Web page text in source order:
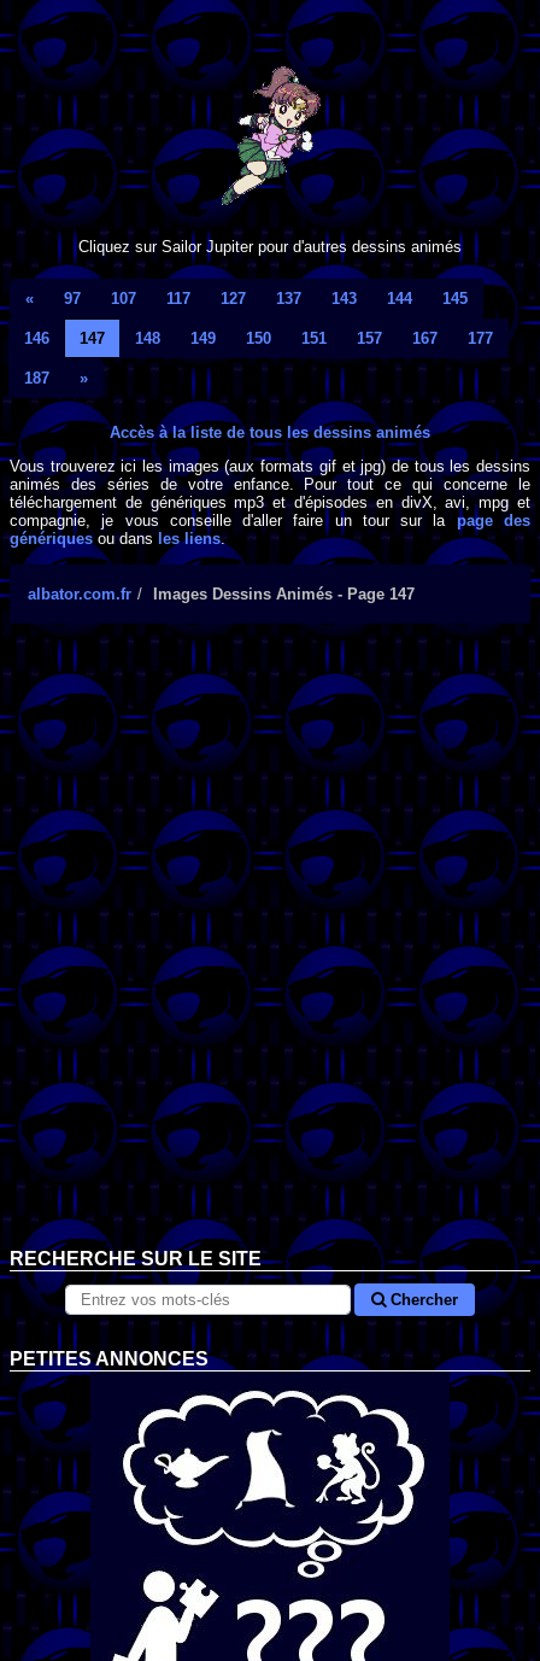
Cliquez sur Sailor Jupiter pour d'autres dessins animés
« 97 107 117 127 137 143 144 145
146 147 148 149 150 151 157 167 177
187 »
Accès à la liste de tous les dessins animés
Vous trouverez ici les images (aux formats gif et jpg) de tous les dessins
animés des séries de votre enfance. Pour tout ce qui concerne le
téléchargement de génériques mp3 et d'épisodes en divX, avi, mpg et
compagnie, je vous conseille d'aller faire un tour sur la page des
génériquesou dans les liens.
albator.com.fr Images Dessins Animés - Page 147
RECHERCHE SUR LE SITE
Chercher
PETITES ANNONCES